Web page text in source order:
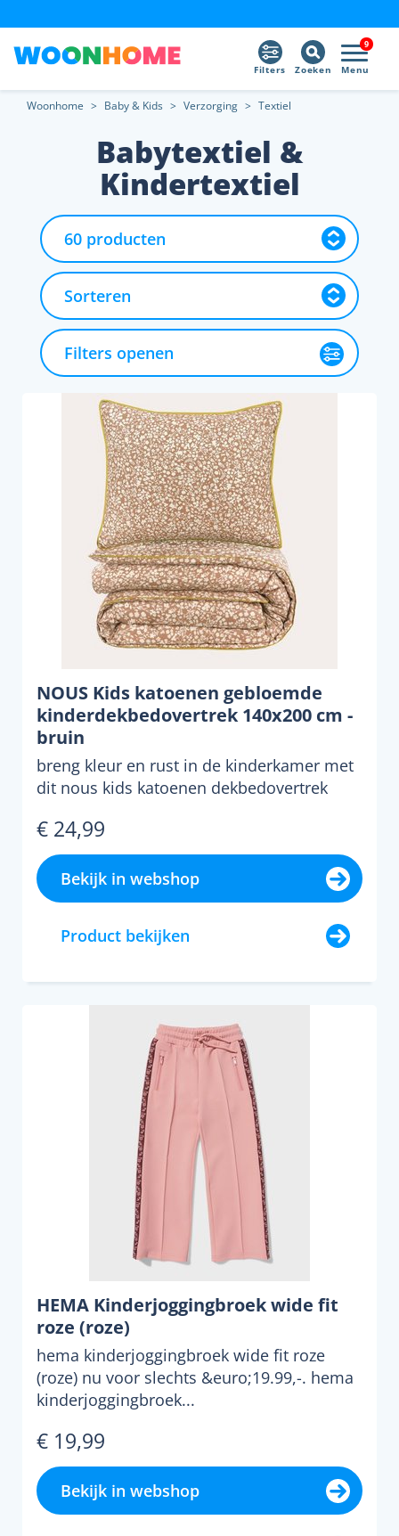
9
Menu
Zoeken
Filters
Woonhome > Baby & Kids > Verzorging > Textiel
Babytextiel &
Kindertextiel
Filters openen
NOUS Kids katoenen gebloemde
kinderdekbedovertrek 140x200 cm -
bruin
breng kleur en rust in de kinderkamer met
dit nous kids katoenen dekbedovertrek
€ 24,99
Bekijk in webshop
Product bekijken
HEMA Kinderjoggingbroek wide fit
roze (roze)
hema kinderjoggingbroek wide fit roze
(roze) nu voor slechts &euro;19.99,-. hema
kinderjoggingbroek...
€ 19,99
Bekijk in webshop